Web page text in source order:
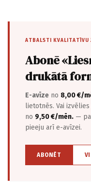
ATBALSTI KVALITATĪVU
Abonē
drukātā
E-avīze no 8,00 €/
lietotnēs. Vai izvēlies
no 9,50 €/mēn. —
pieeju arī e-avīzei.
ABONĒT